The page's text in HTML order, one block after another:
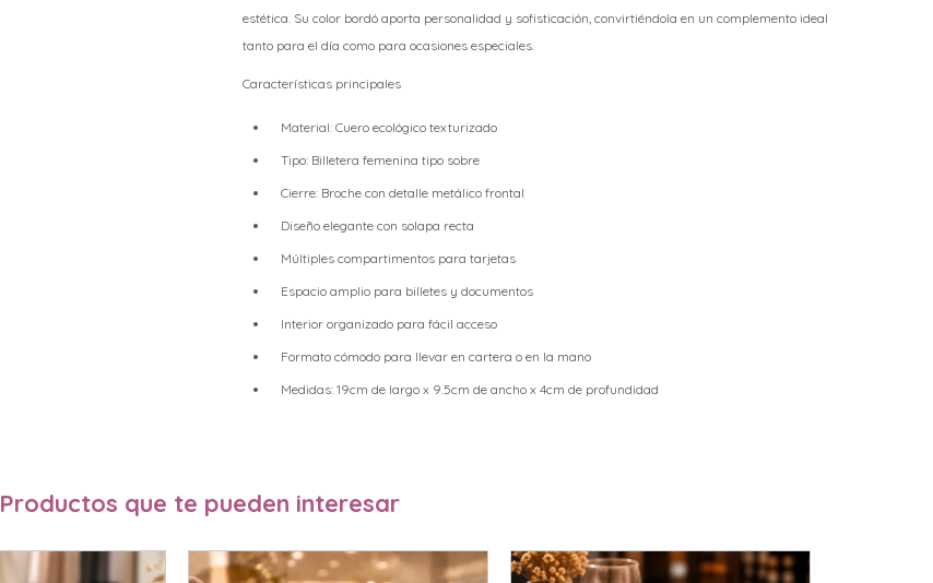
estética. Su color bordó aporta personalidad y sofisticación, convirtiéndola en un complemento ideal
tanto para el día como para ocasiones especiales.
Características principales
Material: Cuero ecológico texturizado
Tipo: Billetera femenina tipo sobre
Cierre: Broche con detalle metálico frontal
Diseño elegante con solapa recta
Múltiples compartimentos para tarjetas
Espacio amplio para billetes y documentos
Interior organizado para fácil acceso
Formato cómodo para llevar en cartera o en la mano
Medidas: 19cm de largo x 9.5cm de ancho x 4cm de profundidad
Productos que te pueden interesar